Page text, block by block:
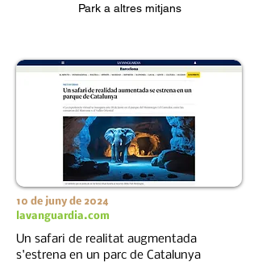
Park a altres mitjans
10 de juny de 2024
lavanguardia.com
Un safari de realitat augmentada
s'estrena en un parc de Catalunya